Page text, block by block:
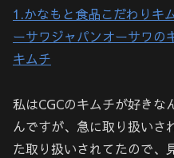
1.かなもと食品こだわりキ
ーサワジャパンオーサワの
キムチ
私はCGCのキムチが好きな
んですが、急に取り扱いさ
た取り扱いされてたので、